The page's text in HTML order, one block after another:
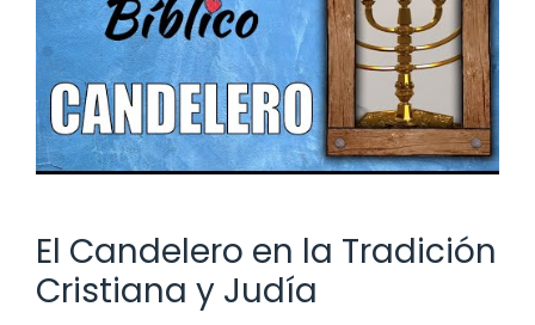
El Candelero en la Tradición
Cristiana y Judía